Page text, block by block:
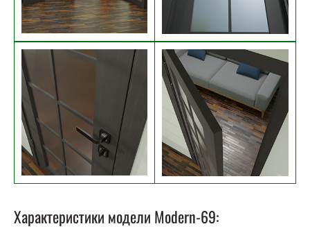
Характеристики модели Modern-69: